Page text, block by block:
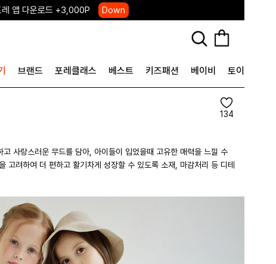
레 앱 다운로드 +3,000P Down
브랜드 포레클래스 베스트 키즈패션 베이비 토이&굿즈
134
사랑스러운 무드를 담아, 아이들이 입었을때 고유한 매력을 느낄 수
고려하여 더 편하고 활기차게 성장할 수 있도록 소재, 마감처리 등 디테